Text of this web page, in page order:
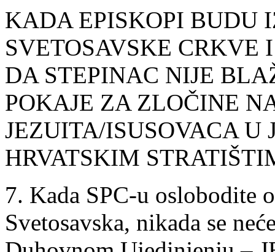
KADA EPISKOPI BUDU
SVETOSAVSKE CRKVE
DA STEPINAC NIJE
POKAJE ZA ZLOČINE
JEZUITA/ISUSOVACA U
HRVATSKIM
7. Kada SPC-u oslobodite
Svetosavska, nikada se